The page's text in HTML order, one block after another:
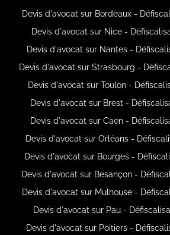
Devis d'avocat sur Bordeaux -
Devis d'avocat sur Nice -
Devis d'avocat sur Nantes -
Devis d'avocat sur Strasbourg -
Devis d'avocat sur Toulon -
Devis d'avocat sur Brest -
Devis d'avocat sur Caen -
Devis d'avocat sur Orléans -
Devis d'avocat sur Bourges -
Devis d'avocat sur Besançon -
Devis d'avocat sur Mulhouse -
Devis d'avocat sur Pau -
Devis d'avocat sur Poitiers -